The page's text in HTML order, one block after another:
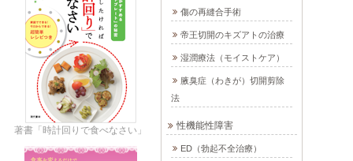
傷の再縫合手術
帝王切開のキズアトの治療
湿潤療法（モイストケア）
腋臭症（わきが）切開剪除
法
性機能性障害
ED（勃起不全治療）
著書「時計回りで食べなさい」